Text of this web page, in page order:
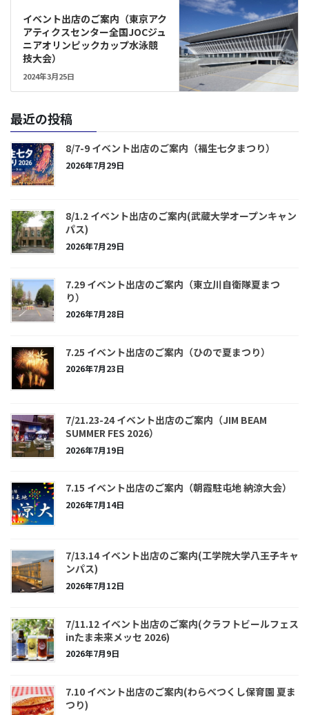
イベント出店のご案内（東京アク
アティクスセンター全国JOCジュ
ニアオリンピックカップ水泳競
技大会）
2024年3月25日
最近の投稿
8/7-9 イベント出店のご案内（福生七夕まつり）
2026年7月29日
8/1.2 イベント出店のご案内(武蔵大学オープンキャン
パス)
2026年7月29日
7.29 イベント出店のご案内（東立川自衛隊夏まつ
り）
2026年7月28日
7.25 イベント出店のご案内（ひので夏まつり）
2026年7月23日
7/21.23-24 イベント出店のご案内（JIM BEAM
SUMMER FES 2026）
2026年7月19日
7.15 イベント出店のご案内（朝霞駐屯地 納涼大会）
2026年7月14日
7/13.14 イベント出店のご案内(工学院大学八王子キャ
ンパス)
2026年7月12日
7/11.12 イベント出店のご案内(クラフトビールフェス
inたま未来メッセ 2026)
2026年7月9日
7.10 イベント出店のご案内(わらべつくし保育園 夏ま
つり)